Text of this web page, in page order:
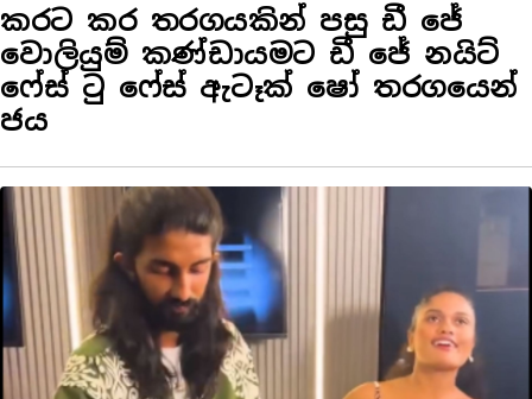
කරට කර තරගයකින් පසු ඩී ජේ
වොලියුම් කණ්ඩායමට ඩී ජේ නයිට්
ෆේස් ටු ෆේස් ඇටෑක් ෂෝ තරගයෙන්
ජය